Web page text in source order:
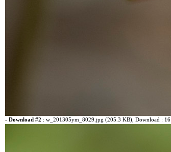
- Download #2 : w_201305ym_8029.jpg (205.3 KB) , Download : 16